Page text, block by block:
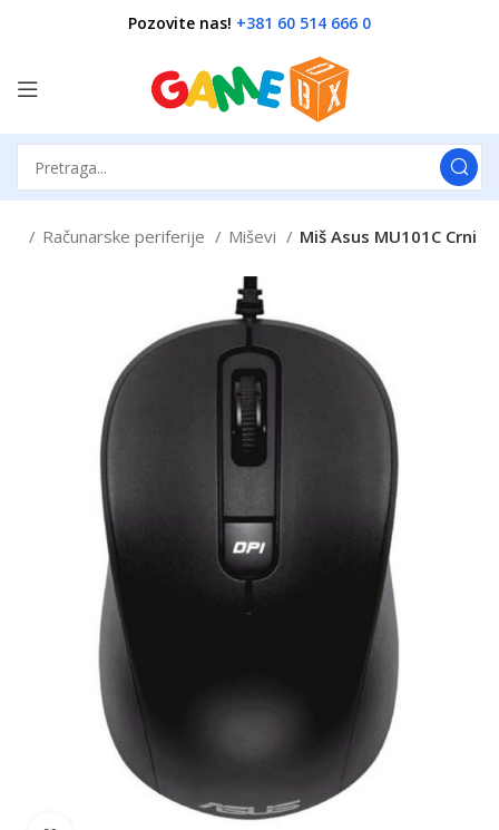
Pozovite nas! +381 60 514 666 0
Računarske periferije Miševi Miš Asus MU101C Crni